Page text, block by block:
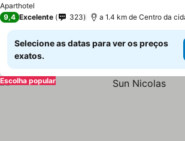
Aparthotel
9,4 Excelente 323 a 1.4 km de Centro da
Selecione as datas para ver os preços
exatos.
Escolha popular